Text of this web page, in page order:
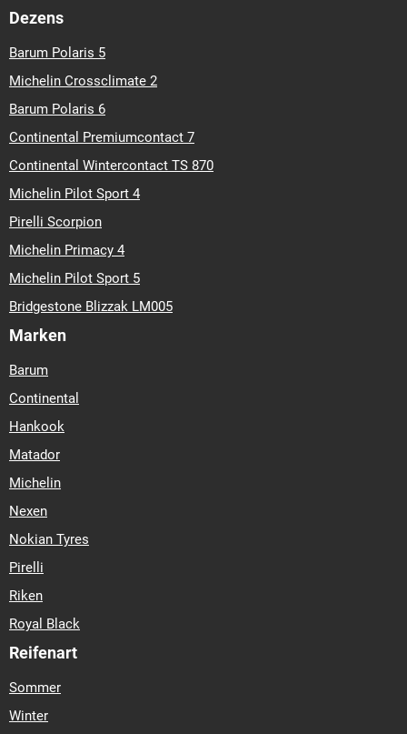
Dezens
Barum Polaris 5
Michelin Crossclimate 2
Barum Polaris 6
Continental Premiumcontact 7
Continental Wintercontact TS 870
Michelin Pilot Sport 4
Pirelli Scorpion
Michelin Primacy 4
Michelin Pilot Sport 5
Bridgestone Blizzak LM005
Marken
Barum
Continental
Hankook
Matador
Michelin
Nexen
Nokian Tyres
Pirelli
Riken
Royal Black
Reifenart
Sommer
Winter